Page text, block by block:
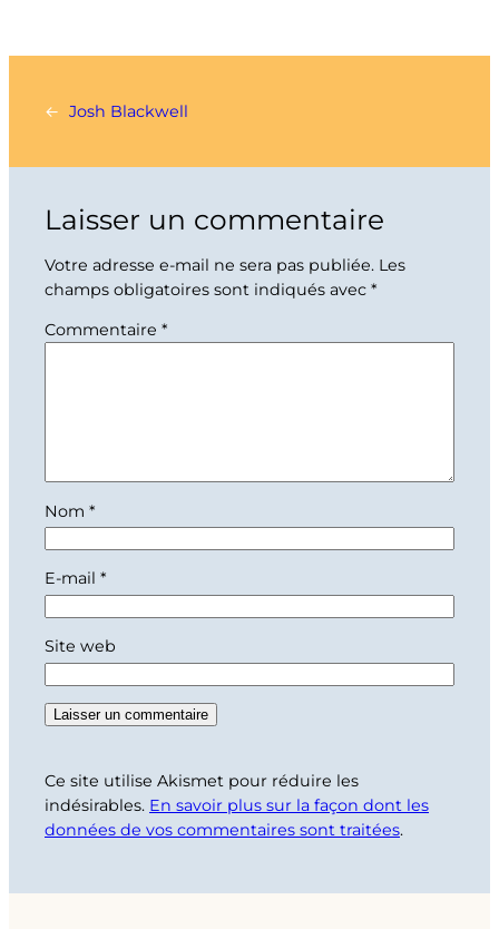
← Josh Blackwell
Laisser un commentaire
Votre adresse e-mail ne sera pas publiée. Les
champs obligatoires sont indiqués avec *
Commentaire *
Nom *
E-mail *
Site web
Ce site utilise Akismet pour réduire les
indésirables. En savoir plus sur la façon dont les
données de vos commentaires sont traitées.